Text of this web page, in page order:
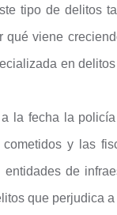
tipo de delitos
viene
en
la fecha la
y las
de
que perjudica